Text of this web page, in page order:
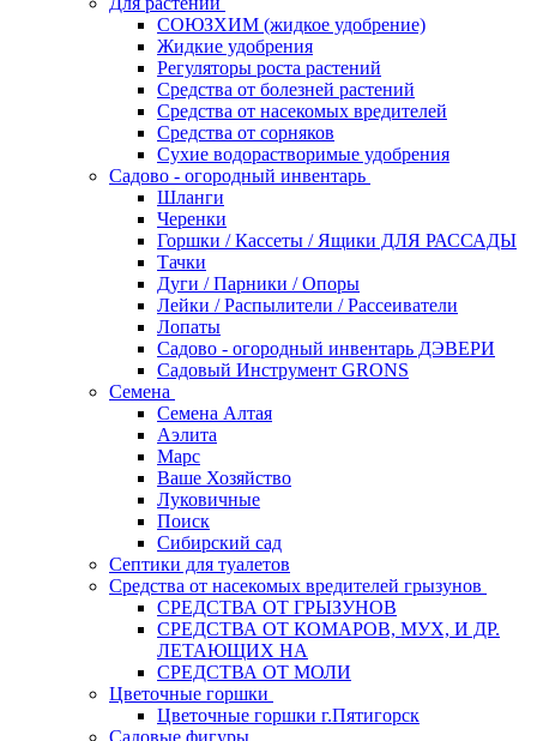
СОЮЗХИМ (жидкое удобрение)
Жидкие удобрения
Регуляторы роста растений
Средства от болезней растений
Средства от насекомых вредителей
Средства от сорняков
Сухие водорастворимые удобрения
Садово - огородный инвентарь
Шланги
Черенки
Горшки / Кассеты / Ящики ДЛЯ РАССАДЫ
Тачки
Дуги / Парники / Опоры
Лейки / Распылители / Рассеиватели
Лопаты
Садово - огородный инвентарь ДЭВЕРИ
Садовый Инструмент GRONS
Семена
Семена Алтая
Аэлита
Марс
Ваше Хозяйство
Луковичные
Поиск
Сибирский сад
Септики для туалетов
Средства от насекомых вредителей грызунов
СPEДСТВА ОТ ГРЫЗУНОВ
СРЕДСТВА ОТ КОМАРОВ, МУХ, И ДР.
ЛЕТАЮЩИХ НА
СРЕДСТВА ОТ МОЛИ
Цветочные горшки
Цветочные горшки г.Пятигорск
Садовые фигуры